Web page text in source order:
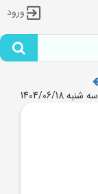
ورود
سه شنبه 1404/06/18